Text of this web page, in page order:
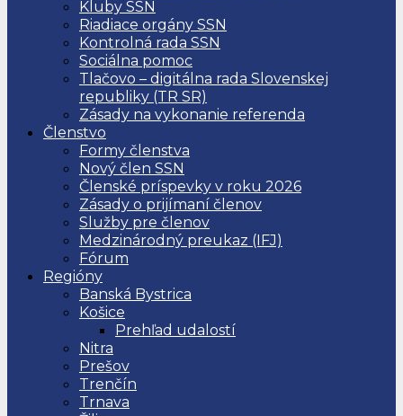
Kluby SSN
Riadiace orgány SSN
Kontrolná rada SSN
Sociálna pomoc
Tlačovo – digitálna rada Slovenskej
republiky (TR SR)
Zásady na vykonanie referenda
Členstvo
Formy členstva
Nový člen SSN
Členské príspevky v roku 2026
Zásady o prijímaní členov
Služby pre členov
Medzinárodný preukaz (IFJ)
Fórum
Regióny
Banská Bystrica
Košice
Prehľad udalostí
Nitra
Prešov
Trenčín
Trnava